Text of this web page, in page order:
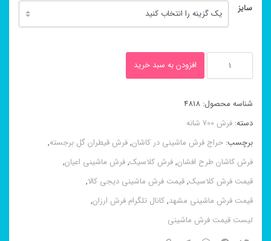
سایز
ماشینی
۸
رنگ
افشان
دلربا
آبی
۷۰۰
شانه
افزودن به سبد خرید
شناسه محصول: 4818
دسته: فرش 700 شانه
برچسب: حراج فرش ماشینی در کاشان,فرش قیطران گل برجسته,
فرش کاشان طرح افشان,فرش کلاسیک,فرش ماشینی اعیان,
قیمت فرش کلاسیک,قیمت فرش ماشینی دیجی کالا,
قیمت فرش ماشینی مشهد,کانال تلگرام فرش ارزان,
لیست قیمت فرش ماشینی